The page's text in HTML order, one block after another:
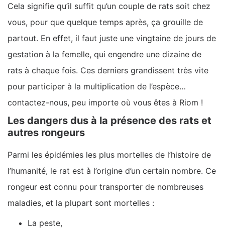
Cela signifie qu’il suffit qu’un couple de rats soit chez
vous, pour que quelque temps après, ça grouille de
partout. En effet, il faut juste une vingtaine de jours de
gestation à la femelle, qui engendre une dizaine de
rats à chaque fois. Ces derniers grandissent très vite
pour participer à la multiplication de l’espèce…
contactez-nous, peu importe où vous êtes à Riom !
Les dangers dus à la présence des rats et
autres rongeurs
Parmi les épidémies les plus mortelles de l’histoire de
l’humanité, le rat est à l’origine d’un certain nombre. Ce
rongeur est connu pour transporter de nombreuses
maladies, et la plupart sont mortelles :
La peste,